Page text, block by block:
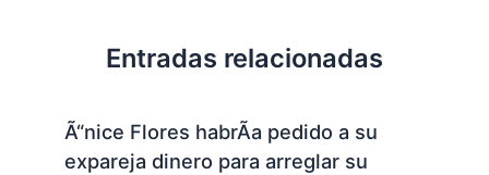
Entradas relacionadas
Ã“nice Flores habrÃ­a pedido a su
expareja dinero para arreglar su